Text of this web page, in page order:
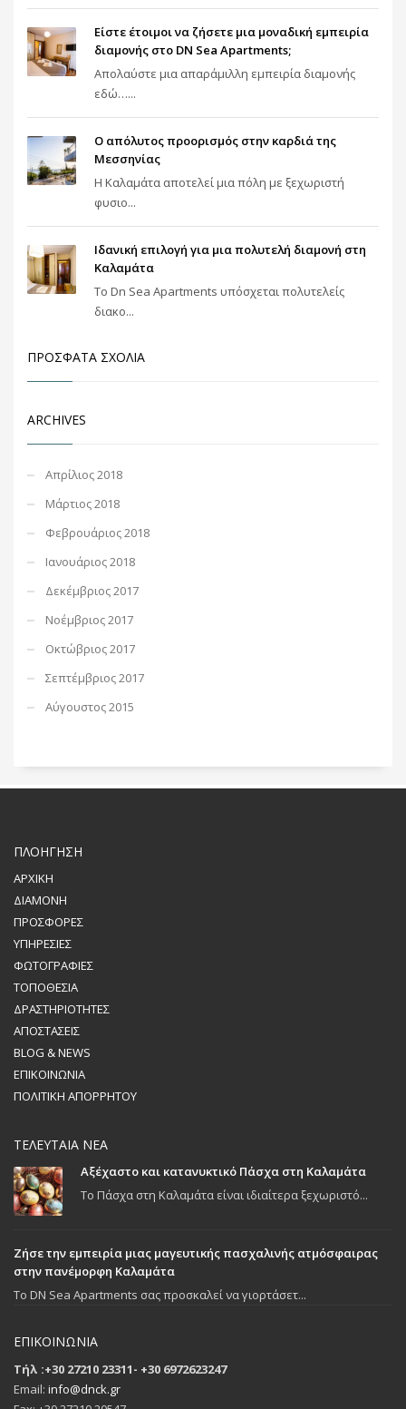
Είστε έτοιμοι να ζήσετε μια μοναδική εμπειρία
διαμονής στο DN Sea Apartments;
Απολαύστε μια απαράμιλλη εμπειρία διαμονής
εδώ…...
Ο απόλυτος προορισμός στην καρδιά της
Μεσσηνίας
Η Καλαμάτα αποτελεί μια πόλη με ξεχωριστή
φυσιο...
Ιδανική επιλογή για μια πολυτελή διαμονή στη
Καλαμάτα
Το Dn Sea Apartments υπόσχεται πολυτελείς
διακο...
ΠΡΌΣΦΑΤΑ ΣΧΌΛΙΑ
ARCHIVES
Απρίλιος 2018
Μάρτιος 2018
Φεβρουάριος 2018
Ιανουάριος 2018
Δεκέμβριος 2017
Νοέμβριος 2017
Οκτώβριος 2017
Σεπτέμβριος 2017
Αύγουστος 2015
ΠΛΟΗΓΗΣΗ
ΑΡΧΙΚΗ
ΔΙΑΜΟΝΗ
ΠΡΟΣΦΟΡΕΣ
ΥΠΗΡΕΣΙΕΣ
ΦΩΤΟΓΡΑΦΙΕΣ
ΤΟΠΟΘΕΣΙΑ
ΔΡΑΣΤΗΡΙΟΤΗΤΕΣ
ΑΠΟΣΤΑΣΕΙΣ
BLOG & NEWS
ΕΠΙΚΟΙΝΩΝΙΑ
ΠΟΛΙΤΙΚΗ ΑΠΟΡΡΗΤΟΥ
ΤΕΛΕΥΤΑΙΑ ΝΕΑ
Αξέχαστο και κατανυκτικό Πάσχα στη Καλαμάτα
Το Πάσχα στη Καλαμάτα είναι ιδιαίτερα ξεχωριστό...
Ζήσε την εμπειρία μιας μαγευτικής πασχαλινής ατμόσφαιρας
στην πανέμορφη Καλαμάτα
To DN Sea Apartments σας προσκαλεί να γιορτάσετ...
ΕΠΙΚΟΙΝΩΝΙΑ
Τήλ :+30 27210 23311- +30 6972623247
Email: info@dnck.gr